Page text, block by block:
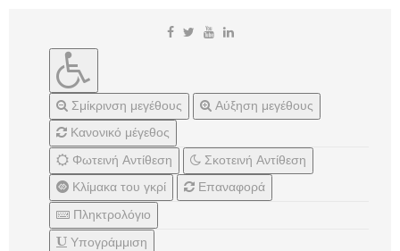
Σμίκρινση μεγέθους
Αύξηση μεγέθους
Κανονικό μέγεθος
Φωτεινή Αντίθεση
Σκοτεινή Αντίθεση
Κλίμακα του γκρί
Επαναφορά
Πληκτρολόγιο
Υπογράμμιση